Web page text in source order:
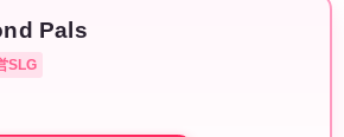
Pals
SLG